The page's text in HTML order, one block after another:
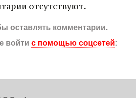
отсутствуют.
оставлять комментарии.
войти с помощью соцсетей: